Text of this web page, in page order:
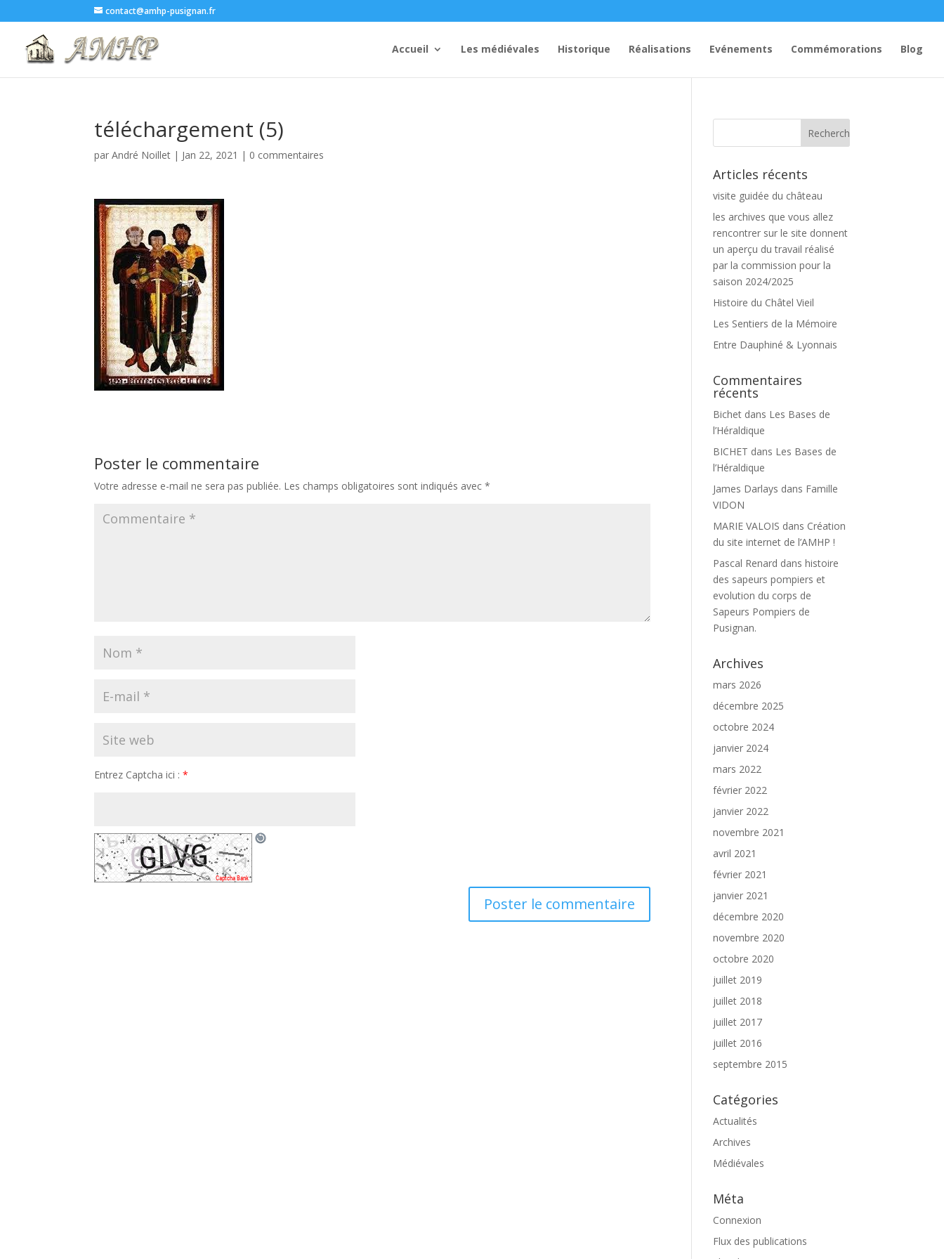
contact@amhp-pusignan.fr
Accueil Les médiévales Historique Réalisations Evénements Commémorations Blog
téléchargement (5)
parAndré Noillet | Jan 22, 2021 | 0 commentaires
Poster le commentaire
Votre adresse e-mail ne sera pas publiée. Les champs obligatoires sont indiqués avec*
Entrez Captcha ici :*
Articles récents
visite guidée du château
les archives que vous allez
rencontrer sur le site donnent
un aperçu du travail réalisé
par la commission pour la
saison 2024/2025
Histoire du Châtel Vieil
Les Sentiers de la Mémoire
Entre Dauphiné & Lyonnais
Commentaires
récents
Bichet dans Les Bases de
l’Héraldique
BICHET dans Les Bases de
l’Héraldique
James Darlays dans Famille
VIDON
MARIE VALOIS dans Création
du site internet de l’AMHP !
Pascal Renard danshistoire
des sapeurs pompiers et
evolution du corps de
Sapeurs Pompiers de
Pusignan.
Archives
mars 2026
décembre 2025
octobre 2024
janvier 2024
mars 2022
février 2022
janvier 2022
novembre 2021
avril 2021
février 2021
janvier 2021
décembre 2020
novembre 2020
octobre 2020
juillet 2019
juillet 2018
juillet 2017
juillet 2016
septembre 2015
Catégories
Actualités
Archives
Médiévales
Méta
Connexion
Flux des publications